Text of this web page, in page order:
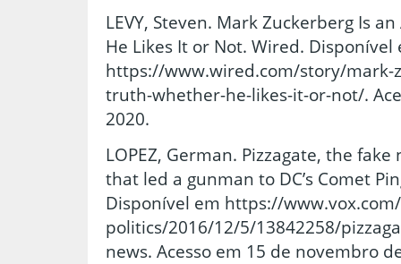
LEVY, Steven. Mark Zuckerberg Is
He Likes It or Not. Wired. Disponível
https://www.wired.com/story/mark-
truth-whether-he-likes-it-or-not/.
2020.
LOPEZ, German. Pizzagate, the
that led a gunman to DC’s Comet
Disponível em https://
politics/2016/12/5/13842258/
news. Acesso em 15 de novembro